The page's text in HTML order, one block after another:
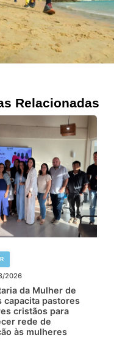
Relacionadas
2026
da Mulher de
capacita pastores
cristãos para
rede de
às mulheres